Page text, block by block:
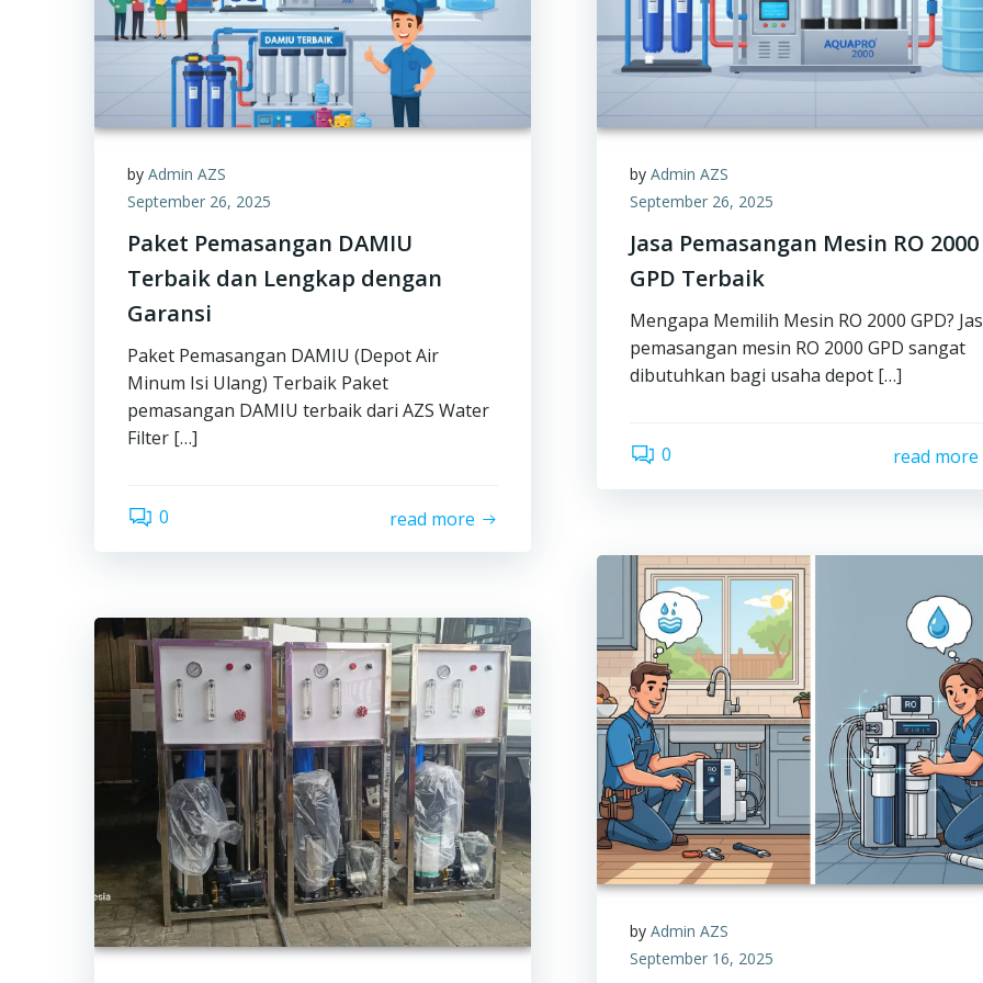
by Admin AZS
September 26, 2025
Paket Pemasangan DAMIU
Terbaik dan Lengkap dengan
Garansi
Paket Pemasangan DAMIU (Depot Air
Minum Isi Ulang) Terbaik Paket
pemasangan DAMIU terbaik dari AZS Water
Filter […]
0 read more
byAdmin AZS
September 26, 2025
Jasa Pemasangan Mesin RO 2000
GPD Terbaik
Mengapa Memilih Mesin RO 2000 GPD?
pemasangan mesin RO 2000 GPD sangat
dibutuhkan bagi usaha depot […]
0 read more
byAdmin AZS
September 16, 2025